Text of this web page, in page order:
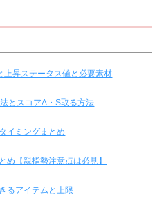
上昇ステータス値と必要素材
とスコアA・S取る方法
イミングまとめ
め【親指勢注意点は必見】
るアイテムと上限